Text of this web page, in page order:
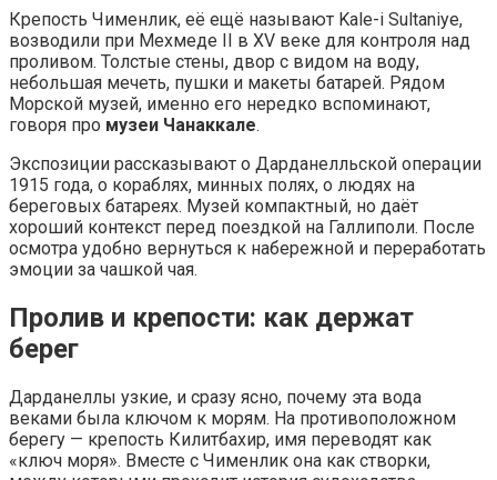
Крепость Чименлик, её ещё называют Kale-i Sultaniye,
возводили при Мехмеде II в XV веке для контроля над
проливом. Толстые стены, двор с видом на воду,
небольшая мечеть, пушки и макеты батарей. Рядом
Морской музей, именно его нередко вспоминают,
говоря про музеи Чанаккале.
Экспозиции рассказывают о Дарданелльской операции
1915 года, о кораблях, минных полях, о людях на
береговых батареях. Музей компактный, но даёт
хороший контекст перед поездкой на Галлиполи. После
осмотра удобно вернуться к набережной и переработать
эмоции за чашкой чая.
Пролив и крепости: как держат
берег
Дарданеллы узкие, и сразу ясно, почему эта вода
веками была ключом к морям. На противоположном
берегу — крепость Килитбахир, имя переводят как
«ключ моря». Вместе с Чименлик она как створки,